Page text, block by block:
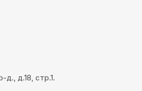
д.18, стр.1.